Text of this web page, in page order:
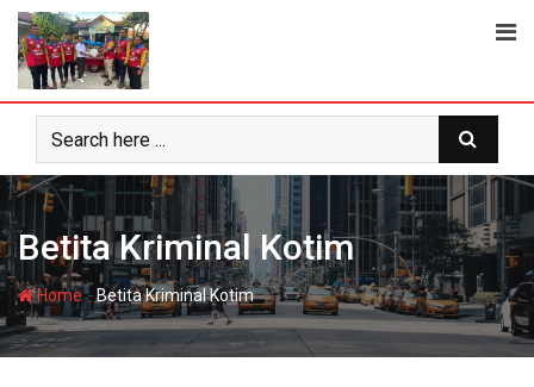
Skip
content
Betita Kriminal Kotim
Home-Betita Kriminal Kotim